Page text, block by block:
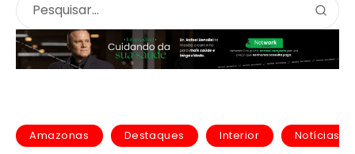
Amazonas Destaques Interior Notícias